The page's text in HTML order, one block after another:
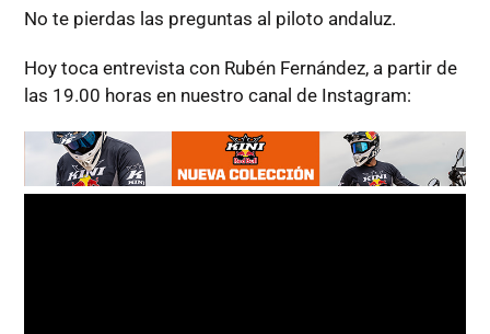
No te pierdas las preguntas al piloto andaluz.
Hoy toca entrevista con Rubén Fernández, a partir de
las 19.00 horas en nuestro canal de Instagram: